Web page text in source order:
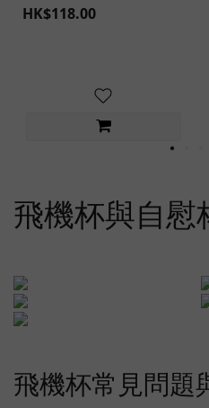
HK$118.00
飛機杯與自慰
飛機杯常見問題